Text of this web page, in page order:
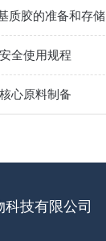
质胶的准备和存储
全使用规程
心原料制备
技有限公司